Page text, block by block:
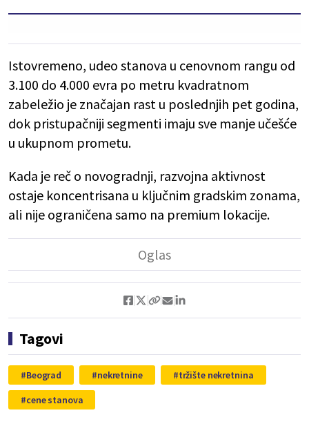
Istovremeno, udeo stanova u cenovnom rangu od
3.100 do 4.000 evra po metru kvadratnom
zabeležio je značajan rast u poslednjih pet godina,
dok pristupačniji segmenti imaju sve manje učešće
u ukupnom prometu.
Kada je reč o novogradnji, razvojna aktivnost
ostaje koncentrisana u ključnim gradskim zonama,
ali nije ograničena samo na premium lokacije.
Tagovi
Beograd nekretnine
tržište nekretnina
cene stanova